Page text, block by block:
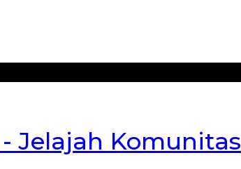
- Jelajah Komunitas